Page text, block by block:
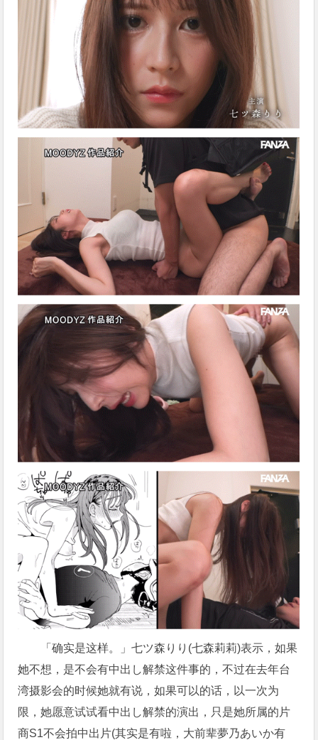
「确实是这样。」七ツ森りり(七森莉莉)表示，如果
她不想，是不会有中出し解禁这件事的，不过在去年台
湾摄影会的时候她就有说，如果可以的话，以一次为
限，她愿意试试看中出し解禁的演出，只是她所属的片
商S1不会拍中出片(其实是有啦，大前辈夢乃あいか有